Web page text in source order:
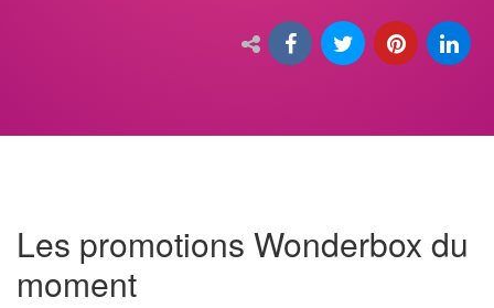
Les promotions Wonderbox du
moment